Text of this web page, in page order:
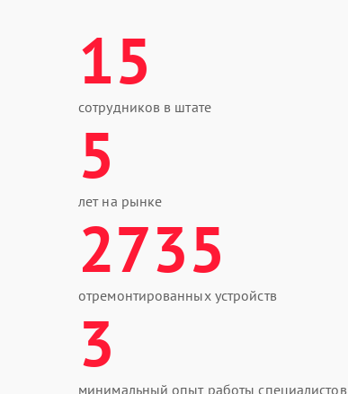
15
сотрудников в штате
5
лет на рынке
2735
отремонтированных устройств
3
минимальный опыт работы специалистов